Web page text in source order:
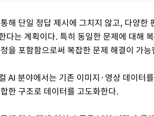
해 단일 정답 제시에 그치지 않고, 다양
다는 계획이다. 특히 동일한 문제에 대해
을 포함함으로써 복잡한 문제 해결이 가
AI 분야에서는 기존 이미지·영상 데이터
한 구조로 데이터를 고도화한다.